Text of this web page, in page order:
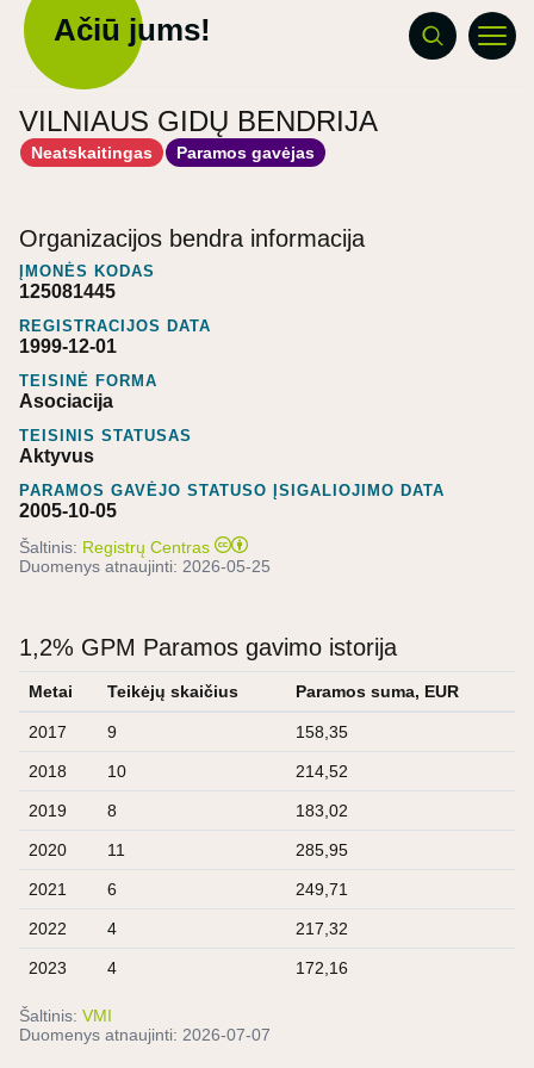
Ačiū jums!
VILNIAUS GIDŲ BENDRIJA
Neatskaitingas Paramos gavėjas
Organizacijos bendra informacija
ĮMONĖS KODAS
125081445
REGISTRACIJOS DATA
1999-12-01
TEISINĖ FORMA
Asociacija
TEISINIS STATUSAS
Aktyvus
PARAMOS GAVĖJO STATUSO ĮSIGALIOJIMO DATA
2005-10-05
Šaltinis: Registrų Centras
Duomenys atnaujinti: 2026-05-25
1,2% GPM Paramos gavimo istorija
Metai Teikėjų skaičius Paramos suma, EUR
2017 9 158,35
2018 10 214,52
2019 8 183,02
2020 11 285,95
2021 6 249,71
2022 4 217,32
2023 4 172,16
Šaltinis: VMI
Duomenys atnaujinti: 2026-07-07